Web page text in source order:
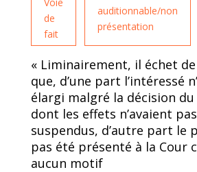
de
fait
auditionnable/non
présentation
« Liminairement, il échet
que, d’une part l’intéressé
élargi malgré la décision
dont les effets n’avaient
suspendus, d’autre part le
pas été présenté à la Cour
aucun motif